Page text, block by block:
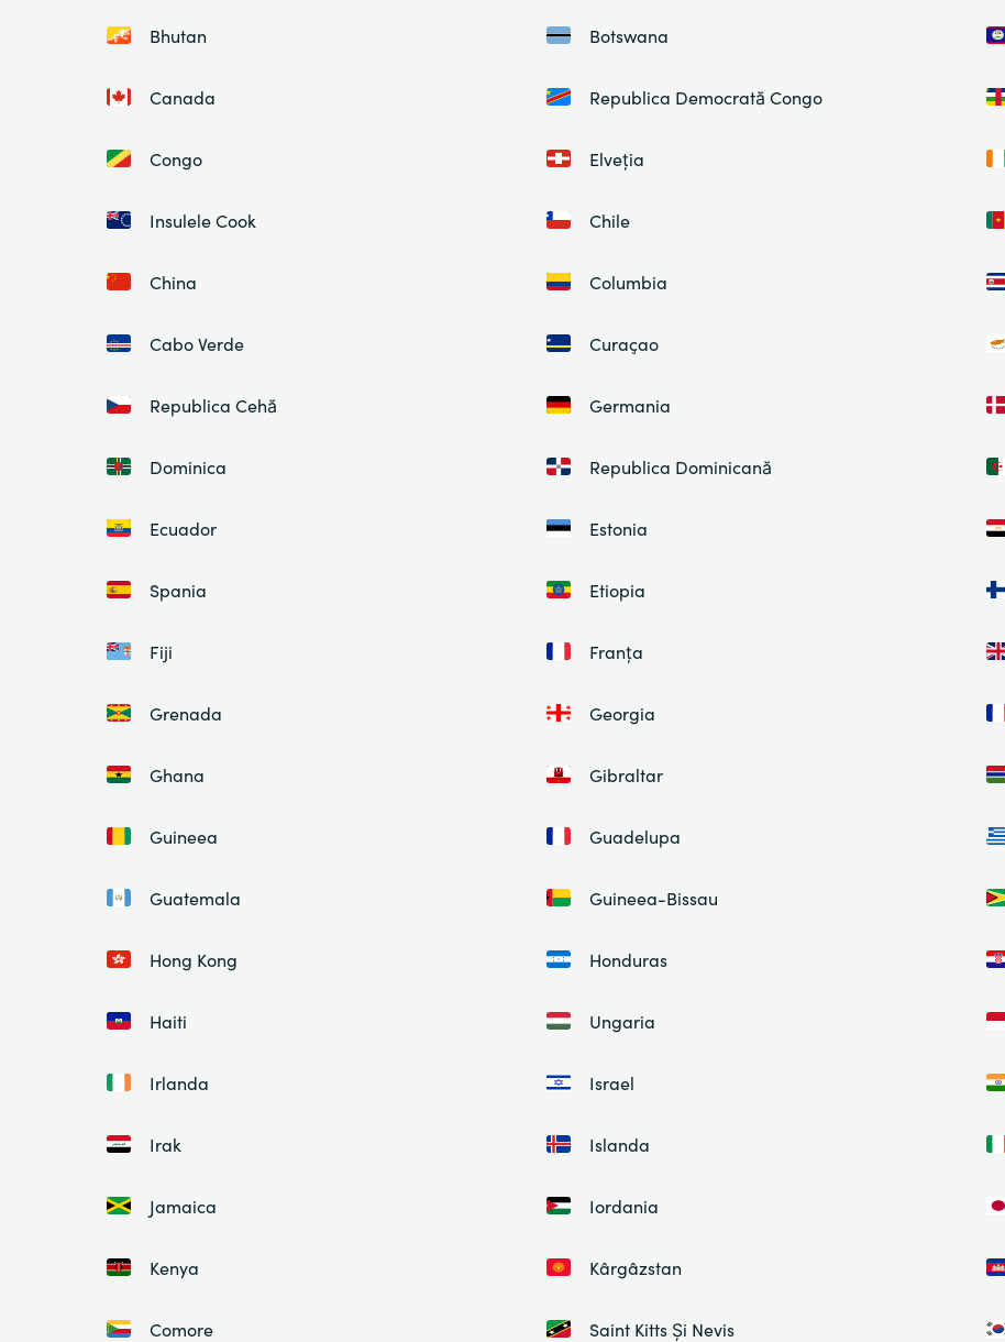
Bhutan Botswana
Canada Republica Democrată Congo
Congo Elveția
Insulele Cook Chile
China Columbia
Cabo Verde Curaçao
Republica Cehă Germania
Dominica Republica Dominicană
Ecuador Estonia
Spania Etiopia
Fiji Franța
Grenada Georgia
Ghana Gibraltar
Guineea Guadelupa
Guatemala Guineea-Bissau
Hong Kong Honduras
Haiti Ungaria
Irlanda Israel
Irak Islanda
Jamaica Iordania
Kenya Kârgâzstan
Comore Saint Kitts Și Nevis